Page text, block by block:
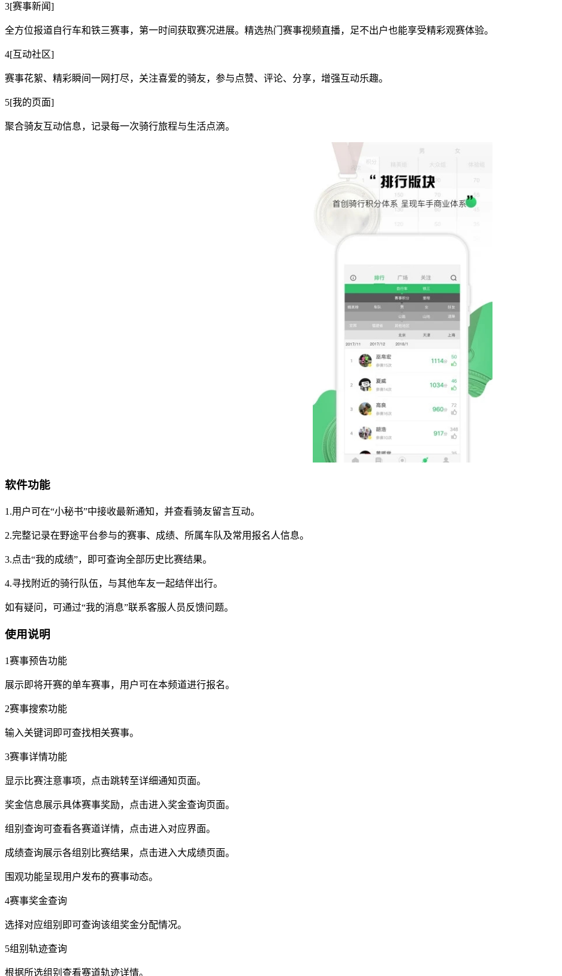
3[赛事新闻]
全方位报道自行车和铁三赛事，第一时间获取赛况进展。精选热门赛事视频直播，足不出户也能享受精彩观赛体验。
4[互动社区]
赛事花絮、精彩瞬间一网打尽，关注喜爱的骑友，参与点赞、评论、分享，增强互动乐趣。
5[我的页面]
聚合骑友互动信息，记录每一次骑行旅程与生活点滴。
软件功能
1.用户可在“小秘书”中接收最新通知，并查看骑友留言互动。
2.完整记录在野途平台参与的赛事、成绩、所属车队及常用报名人信息。
3.点击“我的成绩”，即可查询全部历史比赛结果。
4.寻找附近的骑行队伍，与其他车友一起结伴出行。
如有疑问，可通过“我的消息”联系客服人员反馈问题。
使用说明
1赛事预告功能
展示即将开赛的单车赛事，用户可在本频道进行报名。
2赛事搜索功能
输入关键词即可查找相关赛事。
3赛事详情功能
显示比赛注意事项，点击跳转至详细通知页面。
奖金信息展示具体赛事奖励，点击进入奖金查询页面。
组别查询可查看各赛道详情，点击进入对应界面。
成绩查询展示各组别比赛结果，点击进入大成绩页面。
围观功能呈现用户发布的赛事动态。
4赛事奖金查询
选择对应组别即可查询该组奖金分配情况。
5组别轨迹查询
根据所选组别查看赛道轨迹详情。